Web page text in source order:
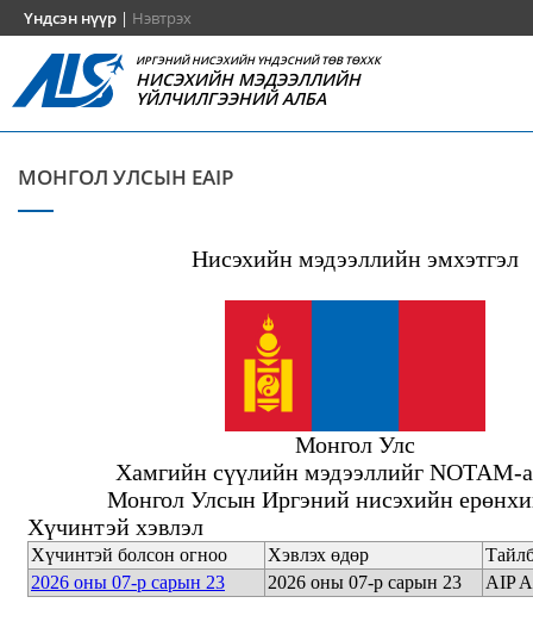
Үндсэн нүүр | Нэвтрэх
ИРГЭНИЙ НИСЭХИЙН ҮНДЭСНИЙ ТӨВ ТӨХХК
НИСЭХИЙН МЭДЭЭЛЛИЙН
ҮЙЛЧИЛГЭЭНИЙ АЛБА
МОНГОЛ УЛСЫН EAIP